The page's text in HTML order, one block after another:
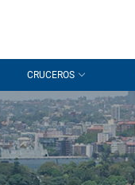
CRUCEROS